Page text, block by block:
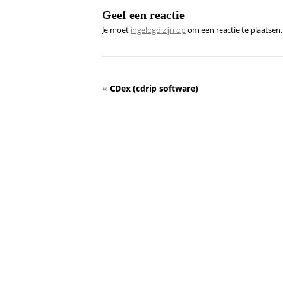
Geef een reactie
Je moet ingelogd zijn opom een reactie te plaatsen.
« CDex (cdrip software)